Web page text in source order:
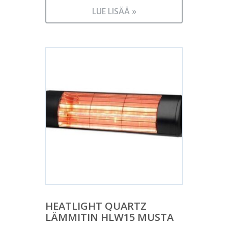
LUE LISÄÄ »
HEATLIGHT QUARTZ
LÄMMITIN HLW15 MUSTA